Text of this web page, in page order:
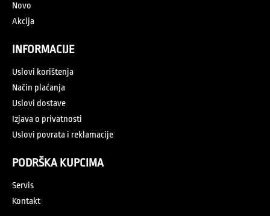
Novo
Akcija
INFORMACIJE
Uslovi korištenja
Način plaćanja
Uslovi dostave
Izjava o privatnosti
Uslovi povrata i reklamacije
PODRŠKA KUPCIMA
Servis
Kontakt